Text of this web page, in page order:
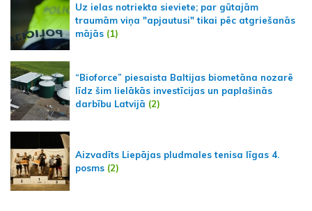
Uz ielas notriekta sieviete; par gūtajām
traumām viņa "apjautusi" tikai pēc atgriešanās
mājās (1)
“Bioforce” piesaista Baltijas biometāna nozarē
līdz šim lielākās investīcijas un paplašinās
darbību Latvijā (2)
Aizvadīts Liepājas pludmales tenisa līgas 4.
posms (2)